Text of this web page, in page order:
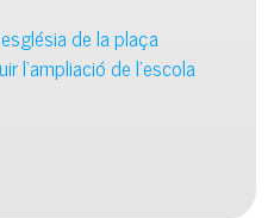
de la plaça
l’ampliació de l’escola